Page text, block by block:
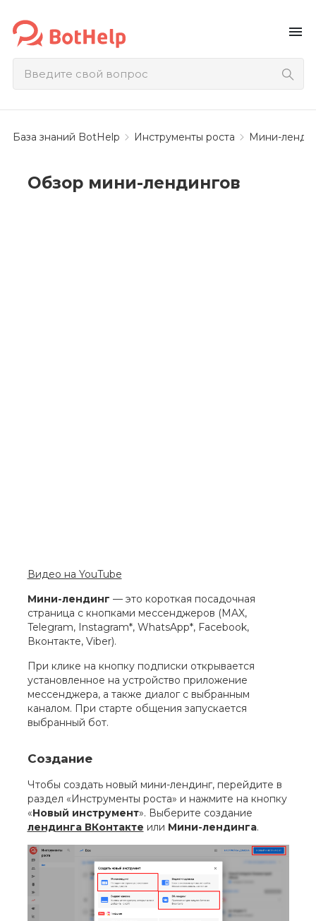
menu
База знаний BotHelp Инструменты роста Мини-
Обзор мини-лендингов
Видео на YouTube
Мини-лендинг — это короткая посадочная
страница с кнопками мессенджеров (MAX,
Telegram, Instagram*, WhatsApp*, Facebook,
Вконтакте, Viber).
При клике на кнопку подписки открывается
установленное на устройство приложение
мессенджера, а также диалог с выбранным
каналом. При старте общения запускается
выбранный бот.
Создание
Чтобы создать новый мини-лендинг, перейдите в
раздел «Инструменты роста» и нажмите на кнопку
«Новый инструмент». Выберите создание
лендинга ВКонтакте или Мини-лендинга.